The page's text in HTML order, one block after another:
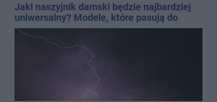
Jaki naszyjnik damski będzie najbardziej
uniwersalny? Modele, które pasują do
wielu stylizacji